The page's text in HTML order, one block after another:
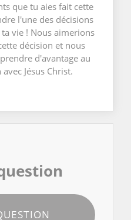
que tu aies fait cette
l'une des décisions
vie ! Nous aimerions
décision et nous
d'avantage au
Jésus Christ.